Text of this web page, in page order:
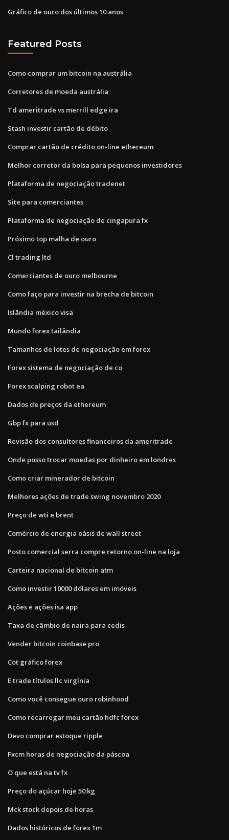
Gráfico de ouro dos últimos 10 anos
Featured Posts
Como comprar um bitcoin na austrália
Corretores de moeda austrália
Td ameritrade vs merrill edge ira
Stash investir cartão de débito
Comprar cartão de crédito on-line ethereum
Melhor corretor da bolsa para pequenos investidores
Plataforma de negociação tradenet
Site para comerciantes
Plataforma de negociação de cingapura fx
Próximo top malha de ouro
Cl trading ltd
Comerciantes de ouro melbourne
Como faço para investir na brecha de bitcoin
Islândia méxico visa
Mundo forex tailândia
Tamanhos de lotes de negociação em forex
Forex sistema de negociação de co
Forex scalping robot ea
Dados de preços da ethereum
Gbp fx para usd
Revisão dos consultores financeiros da ameritrade
Onde posso trocar moedas por dinheiro em londres
Como criar minerador de bitcoin
Melhores ações de trade swing novembro 2020
Preço de wti e brent
Comércio de energia oásis de wall street
Posto comercial serra compre retorno on-line na loja
Carteira nacional de bitcoin atm
Como investir 10000 dólares em imóveis
Ações e ações isa app
Taxa de câmbio de naira para cedis
Vender bitcoin coinbase pro
Cot gráfico forex
E trade títulos llc virgínia
Como você consegue ouro robinhood
Como recarregar meu cartão hdfc forex
Devo comprar estoque ripple
Fxcm horas de negociação da páscoa
O que está na tv fx
Preço do açúcar hoje 50 kg
Mck stock depois de horas
Dados históricos de forex 1m